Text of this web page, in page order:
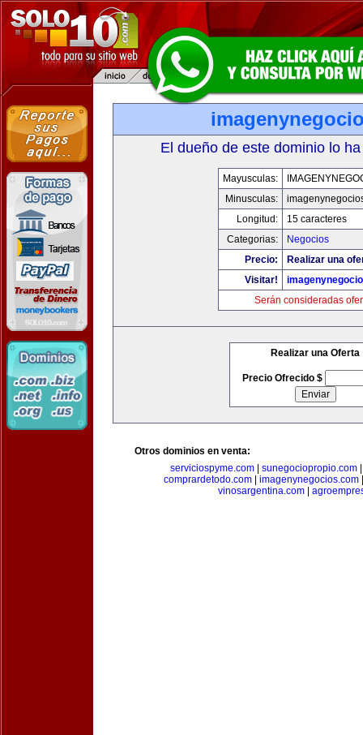
El dueño de este dominio lo
Mayusculas:
Minusculas:
Longitud:
15 caracteres
Categorias:
Negocios
Precio:
Realizar una
Visitar!
Serán consideradas
Realizar una Oferta
Precio Ofrecido $
Otros dominios en venta:
serviciospyme.com
sunegociopropio.com
comprardetodo.com
imagenynegocios.com
vinosargentina.com|